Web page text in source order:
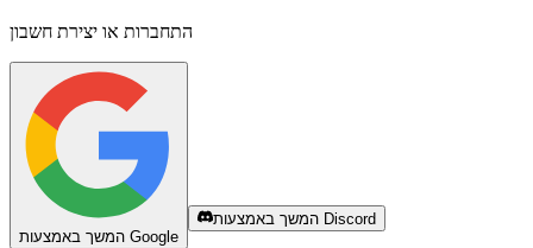
התחברות או יצירת חשבון
המשך באמצעות Google
המשך באמצעות Discord